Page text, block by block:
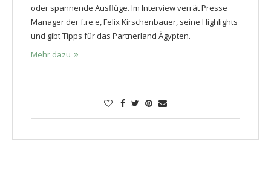
oder spannende Ausflüge. Im Interview verrät Presse
Manager der f.re.e, Felix Kirschenbauer, seine Highlights
und gibt Tipps für das Partnerland Ägypten.
Mehr dazu